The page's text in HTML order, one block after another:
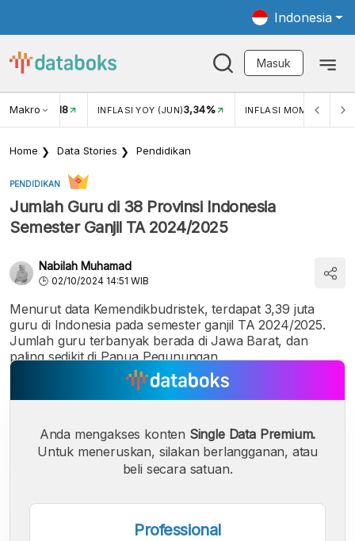
Indonesia
Masuk
Makro
USD/IDR 18 INFLASI YOY (JUN)3,34% INFLASI MOM (MEI)
Home Data Stories Pendidikan
PENDIDIKAN
Jumlah Guru di 38 Provinsi Indonesia
Semester Ganjil TA 2024/2025
Nabilah Muhamad
02/10/2024 14:51 WIB
Menurut data Kemendikbudristek, terdapat 3,39 juta
guru di Indonesia pada semester ganjil TA 2024/2025.
Jumlah guru terbanyak berada di Jawa Barat, dan
paling sedikit di Papua Pegunungan.
Anda mengakses konten Single Data Premium.
Untuk meneruskan, silakan berlangganan, atau
beli secara satuan.
Professional